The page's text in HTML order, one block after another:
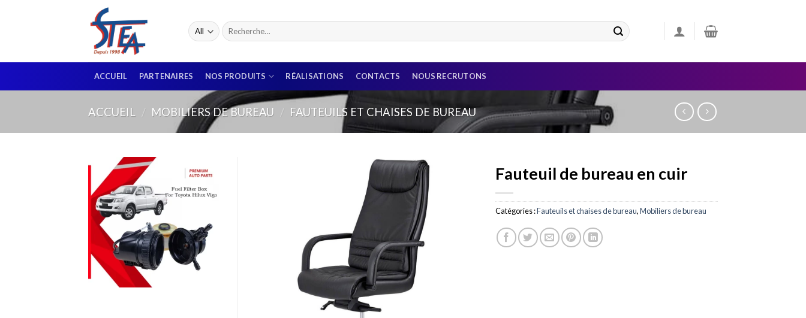
ACCUEIL PARTENAIRES NOS PRODUITS RÉALISATIONS CONTACTS NOUS RECRUTONS
ACCUEIL / MOBILIERS DE BUREAU / FAUTEUILS ET CHAISES DE BUREAU
Fauteuil de bureau en cuir
Catégories :Fauteuils et chaises de bureau,Mobiliers de bureau